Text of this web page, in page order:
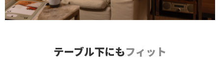
テーブル下にもフィット